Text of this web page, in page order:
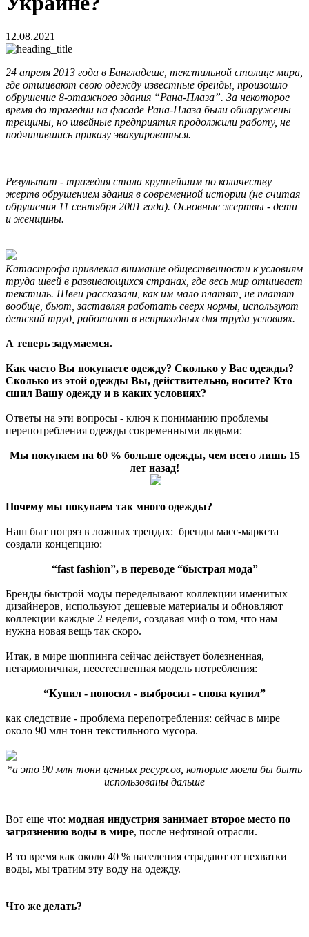
12.08.2021
24 апреля 2013 года в Бангладеше, текстильной столице мира,
где отшивают свою одежду известные бренды, произошло
обрушение 8-этажного здания “Рана-Плаза”. За некоторое
время до трагедии на фасаде Рана-Плаза были обнаружены
трещины, но швейные предприятия продолжили работу, не
подчинившись приказу эвакуироваться.
Результат - трагедия стала крупнейшим по количеству
жертв обрушением здания в современной истории (не считая
обрушения 11 сентября 2001 года). Основные жертвы - дети
и женщины.
Катастрофа привлекла внимание общественности к условиям
труда швей в развивающихся странах, где весь мир отшивает
текстиль. Швеи рассказали, как им мало платят, не платят
вообще, бьют, заставляя работать сверх нормы, используют
детский труд, работают в непригодных для труда условиях.
А теперь задумаемся.
Как часто Вы покупаете одежду? Сколько у Вас одежды?
Сколько из этой одежды Вы, действительно, носите? Кто
сшил Вашу одежду и в каких условиях?
Ответы на эти вопросы - ключ к пониманию проблемы
перепотребления одежды современными людьми:
Мы покупаем на 60 % больше одежды, чем всего лишь 15
лет назад!
Почему мы покупаем так много одежды?
Наш быт погряз в ложных трендах: бренды масс-маркета
создали концепцию:
“fast fashion”, в переводе “быстрая мода”
Бренды быстрой моды переделывают коллекции именитых
дизайнеров, используют дешевые материалы и обновляют
коллекции каждые 2 недели, создавая миф о том, что нам
нужна новая вещь так скоро.
Итак, в мире шоппинга сейчас действует болезненная,
негармоничная, неестественная модель потребления:
“Купил - поносил - выбросил - снова купил”
как следствие - проблема перепотребления: сейчас в мире
около 90 млн тонн текстильного мусора.
*а это 90 млн тонн ценных ресурсов, которые могли бы быть
использованы дальше
Вот еще что: модная индустрия занимает второе место по
загрязнению воды в мире, после нефтяной отрасли.
В то время как около 40 % населения страдают от нехватки
воды, мы тратим эту воду на одежду.
Что же делать?